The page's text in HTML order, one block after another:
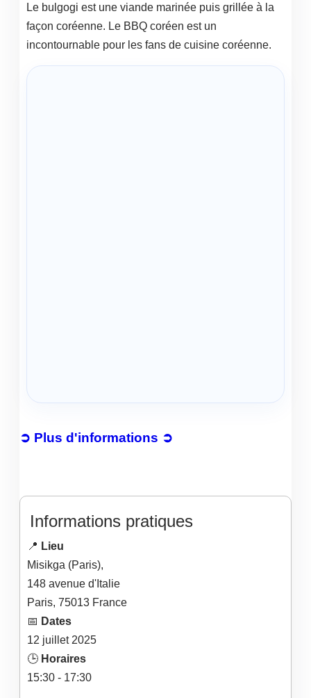
Le bulgogi est une viande marinée puis grillée à la
façon coréenne. Le BBQ coréen est un
incontournable pour les fans de cuisine coréenne.
➲ Plus d'informations ➲
Informations pratiques
📍 Lieu
Misikga (Paris),
148 avenue d'Italie
Paris, 75013 France
📅 Dates
12 juillet 2025
🕒 Horaires
15:30 - 17:30